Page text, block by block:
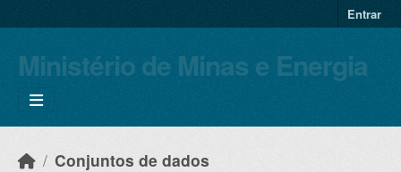
Entrar
Ministério de Minas e Energia
Conjuntos de dados